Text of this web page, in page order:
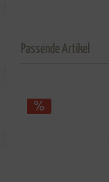
Passende Artikel